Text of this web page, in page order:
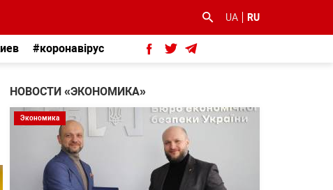
UA RU
#коронавірус
НОВОСТИ «ЭКОНОМИКА»
Экономика